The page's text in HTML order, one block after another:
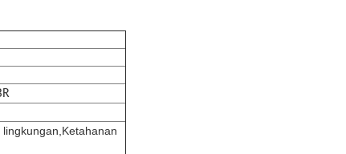
Ketahanan